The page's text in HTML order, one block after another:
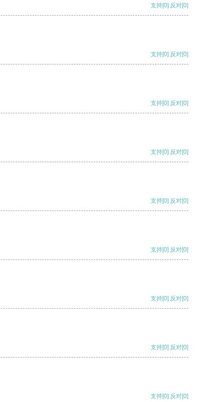
支持[0] 反对[0]
支持[0] 反对[0]
支持[0] 反对[0]
支持[0] 反对[0]
支持[0] 反对[0]
支持[0] 反对[0]
支持[0] 反对[0]
支持[0] 反对[0]
支持[0] 反对[0]